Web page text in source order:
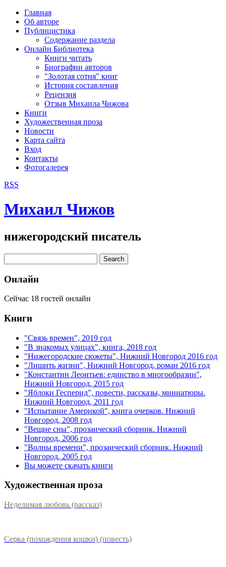
Главная
Об авторе
Публицистика
Содержание раздела
Онлайн Библиотека
Книги читать
Биографии авторов
"Золотая сотня" книг
История составления
Рецензия
Отзыв Михаила Чижова
Книги
Художественная проза
Новости
Карта сайта
Вход
Контакты
Фотогалерея
RSS
Михаил Чижов
нижегородский писатель
Онлайн
Сейчас 18 гостей онлайн
Книги
"Связь времен", 2019 год
"В знакомых улицах", книга, 2018 год
"Нижегородские сюжеты", Нижний Новгород 2016 год
"Лишить жизни", Нижний Новгород, роман 2016 год
"Константин Леонтьев: единство в многообразии",
Нижний Новгород, 2015 год
"Яблоки Гесперид", повести, рассказы, миниатюры.
Нижний Новгород, 2011 год
"Испытание Америкой", книга очерков. Нижний
Новгород, 2008 год
"Вещие сны", прозаический сборник. Нижний
Новгород, 2006 год
"Волны времени", прозаический сборник. Нижний
Новгород, 2005 год
Вы можете скачать книги
Художественная проза
Неделимая любовь (рассказ)
Серка (похождения кошки) (повесть)